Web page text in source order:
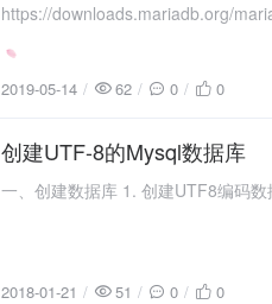
https://downloads.mariadb.org/
2019-05-14 62 0 0
2018-01-21
创建UTF-8的Mysql数据库
2018-01-21 51 0 0